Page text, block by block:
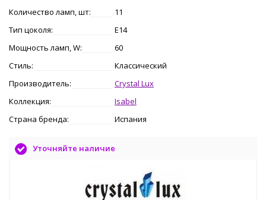
Количество ламп, шт:
11
Тип цоколя:
E14
Мощность ламп, W:
60
Стиль:
Классический
Производитель:
Crystal Lux
Коллекция:
Isabel
Страна бренда:
Испания
Уточняйте наличие